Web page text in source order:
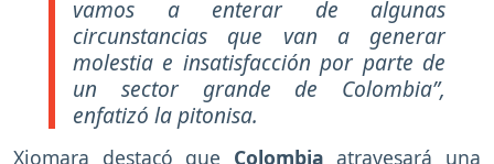
vamos a enterar de algunas
circunstancias que van a generar
molestia e insatisfacción por parte de
un sector grande de Colombia”,
enfatizó la pitonisa.
Xiomara destacó que Colombiaatravesará una